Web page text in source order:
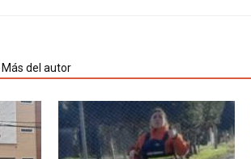
Más del autor